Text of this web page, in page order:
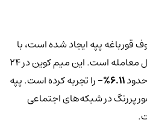
قورباغه پپه ایجاد شده است، با
در حال معامله است. این میم کوین در 24
6.11%-
را تجربه کرده است. پپه
پررنگ در شبکه‌های اجتماعی